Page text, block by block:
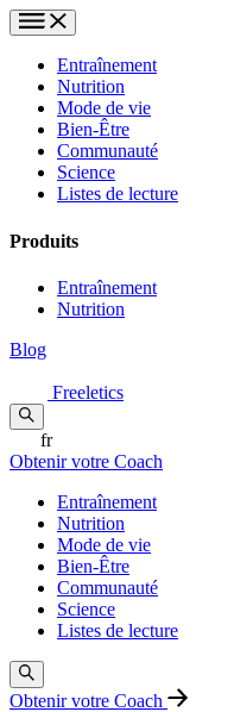
Entraînement
Nutrition
Mode de vie
Bien-Être
Communauté
Science
Listes de lecture
Produits
Entraînement
Nutrition
Blog
Freeletics
fr
Obtenir votre Coach
Entraînement
Nutrition
Mode de vie
Bien-Être
Communauté
Science
Listes de lecture
Obtenir votre Coach